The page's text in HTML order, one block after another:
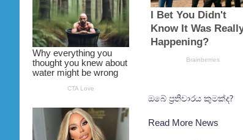
ඔබේ ප්‍රතිචාරය කුමක්ද?
Read More News